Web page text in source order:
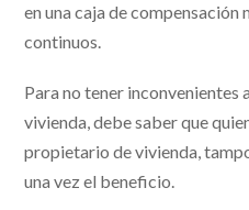
en una caja de compensación
continuos.
Para no tener inconvenientes
vivienda, debe saber que
propietario de vivienda,
una vez el beneficio.